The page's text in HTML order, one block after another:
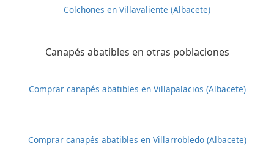
Colchones en Villavaliente (Albacete)
Canapés abatibles en otras poblaciones
Comprar canapés abatibles en Villapalacios (Albacete)
Comprar canapés abatibles en Villarrobledo (Albacete)